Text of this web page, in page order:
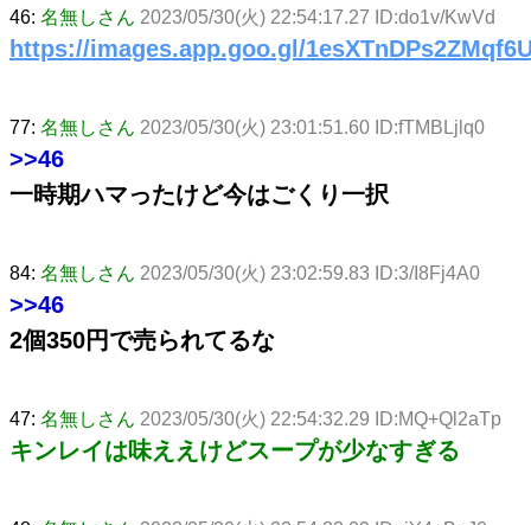
46: 名無しさん 2023/05/30(火) 22:54:17.27 ID:do1v/KwVd
https://images.app.goo.gl/
77: 名無しさん 2023/05/30(火) 23:01:51.60 ID:fTMBLjlq0
>>46
一時期ハマったけど今はごくり一択
84: 名無しさん 2023/05/30(火) 23:02:59.83 ID:3/I8Fj4A0
>>46
2個350円で売られてるな
47: 名無しさん 2023/05/30(火) 22:54:32.29 ID:MQ+Ql2aTp
キンレイは味ええけどスープが少なすぎる